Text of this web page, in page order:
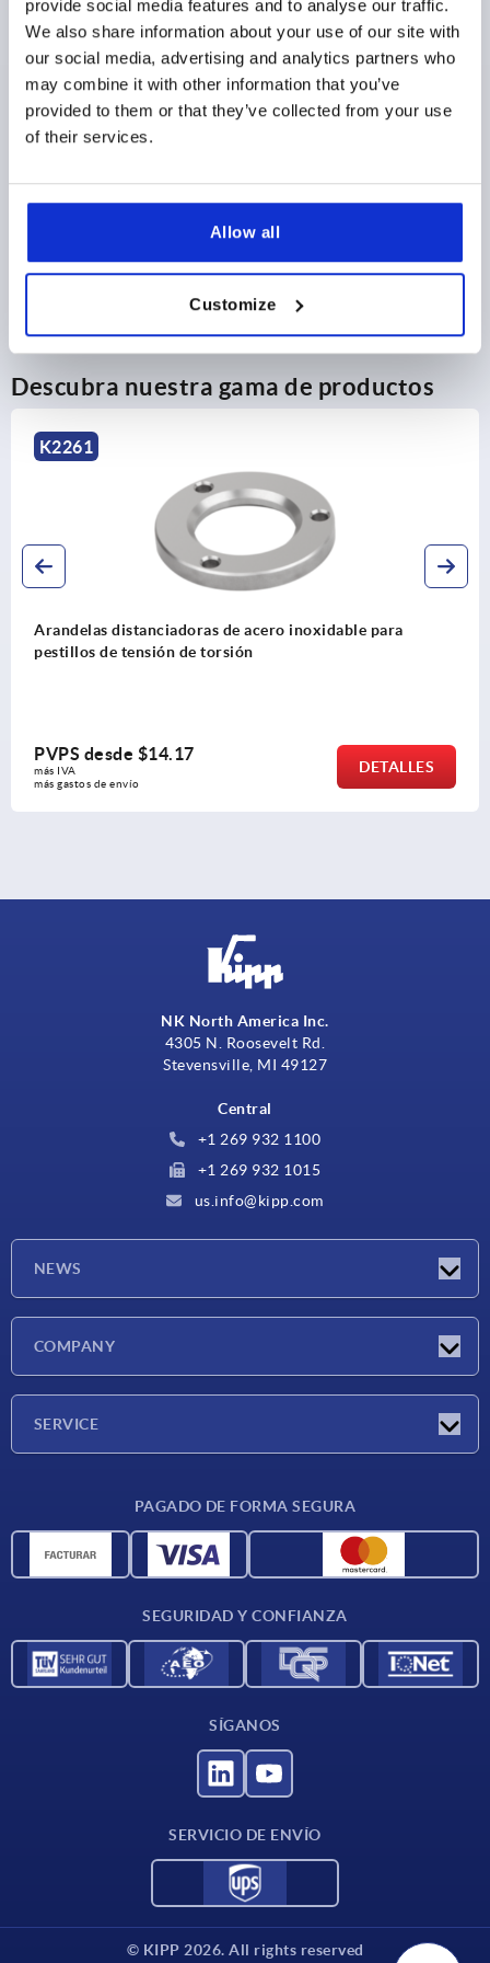
provide social media features and to analyse our traffic.
We also share information about your use of our site with
our social media, advertising and analytics partners who
may combine it with other information that you’ve
provided to them or that they’ve collected from your use
of their services.
Allow all
Customize
1) Opción de montaje 1
2) Opción de montaje 2
4) Apto para tornillos de fijación (cabeza
más IVA
DETALLES DEL PRODUCTO
Descubra nuestra gama de productos
K2261
Arandelas distanciadoras de acero inoxidable para
pestillos de tensión de torsión
PVPS desde $14.17
más IVA
más gastos de envío
DETALLES
NK North America Inc.
4305 N. Roosevelt Rd.
Stevensville, MI 49127
Central
+1 269 932 1100
+1 269 932 1015
us.info@kipp.com
NEWS
COMPANY
SERVICE
Materiales
PAGADO DE FORMA SEGURA
SEGURIDAD Y CONFIANZA
SÍGANOS
SERVICIO DE ENVÍO
© KIPP 2026. All rights reserved